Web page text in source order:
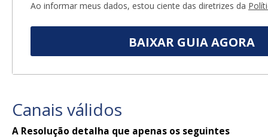
Ao informar meus dados, estou ciente das diretrizes da
BAIXAR GUIA AGORA
Canais válidos
A Resolução detalha que apenas os seguintes